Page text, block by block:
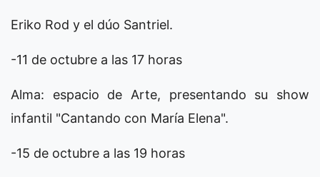
Eriko Rod y el dúo Santriel.
-11 de octubre a las 17 horas
Alma: espacio de Arte, presentando su show
infantil "Cantando con María Elena".
-15 de octubre a las 19 horas